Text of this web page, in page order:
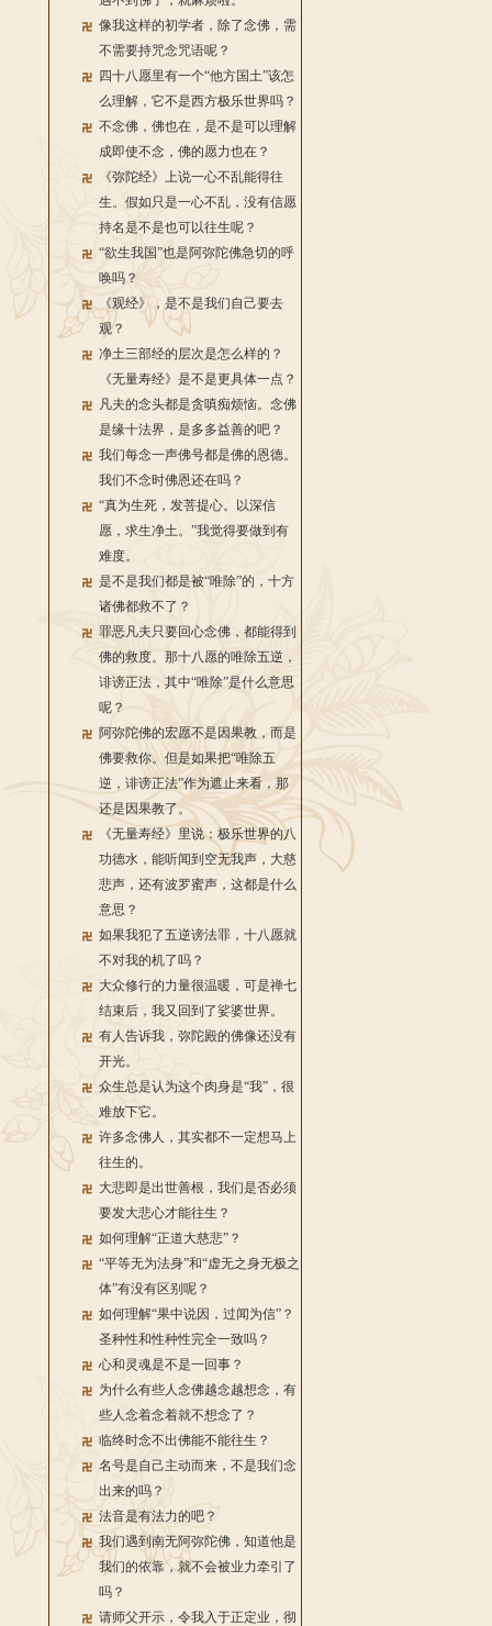
像我这样的初学者，除了念佛，需
不需要持咒念咒语呢？
四十八愿里有一个“他方国土”该怎
么理解，它不是西方极乐世界吗？
不念佛，佛也在，是不是可以理解
成即使不念，佛的愿力也在？
《弥陀经》上说一心不乱能得往
生。假如只是一心不乱，没有信愿
持名是不是也可以往生呢？
“欲生我国”也是阿弥陀佛急切的呼
唤吗？
《观经》，是不是我们自己要去
观？
净土三部经的层次是怎么样的？
《无量寿经》是不是更具体一点？
凡夫的念头都是贪嗔痴烦恼。念佛
是缘十法界，是多多益善的吧？
我们每念一声佛号都是佛的恩德。
我们不念时佛恩还在吗？
“真为生死，发菩提心。以深信
愿，求生净土。”我觉得要做到有
难度。
是不是我们都是被“唯除”的，十方
诸佛都救不了？
罪恶凡夫只要回心念佛，都能得到
佛的救度。那十八愿的唯除五逆，
诽谤正法，其中“唯除”是什么意思
呢？
阿弥陀佛的宏愿不是因果教，而是
佛要救你。但是如果把“唯除五
逆，诽谤正法”作为遮止来看，那
还是因果教了。
《无量寿经》里说：极乐世界的八
功德水，能听闻到空无我声，大慈
悲声，还有波罗蜜声，这都是什么
意思？
如果我犯了五逆谤法罪，十八愿就
不对我的机了吗？
大众修行的力量很温暖，可是禅七
结束后，我又回到了娑婆世界。
有人告诉我，弥陀殿的佛像还没有
开光。
众生总是认为这个肉身是“我”，很
难放下它。
许多念佛人，其实都不一定想马上
往生的。
大悲即是出世善根，我们是否必须
要发大悲心才能往生？
如何理解“正道大慈悲”？
“平等无为法身”和“虚无之身无极之
体”有没有区别呢？
如何理解“果中说因，过闻为信”？
圣种性和性种性完全一致吗？
心和灵魂是不是一回事？
为什么有些人念佛越念越想念，有
些人念着念着就不想念了？
临终时念不出佛能不能往生？
名号是自己主动而来，不是我们念
出来的吗？
法音是有法力的吧？
我们遇到南无阿弥陀佛，知道他是
我们的依靠，就不会被业力牵引了
吗？
请师父开示，令我入于正定业，彻